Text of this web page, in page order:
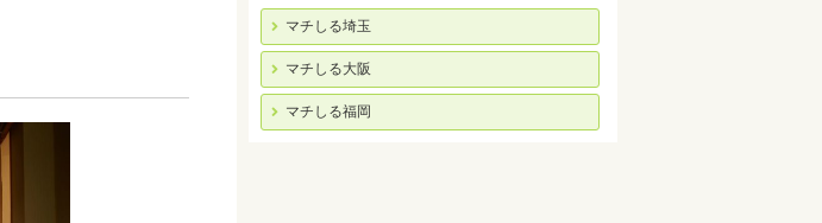
マチしる埼玉
マチしる大阪
マチしる福岡